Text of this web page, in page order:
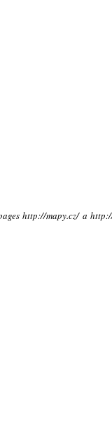
http://mapy.cz/ a